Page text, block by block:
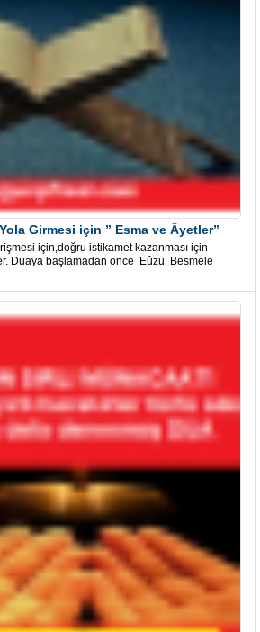
Girmesi için ” Esma ve Âyetler”
için,doğru istikamet kazanması için
Duaya başlamadan önce Eûzü Besmele